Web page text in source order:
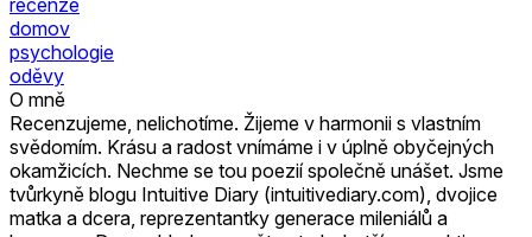
domov
psychologie
oděvy
O mně
Recenzujeme, nelichotíme. Žijeme v harmonii s vlastním
svědomím. Krásu a radost vnímáme i v úplně obyčejných
okamžicích. Nechme se tou poezií společně unášet. Jsme
tvůrkyně blogu Intuitive Diary (intuitivediary.com), dvojice
matka a dcera, reprezentantky generace mileniálů a